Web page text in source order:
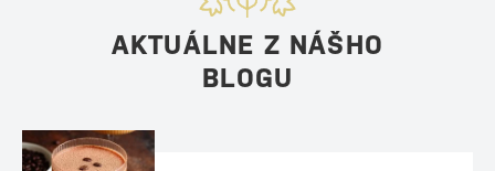
AKTUÁLNE Z NÁŠHO
BLOGU